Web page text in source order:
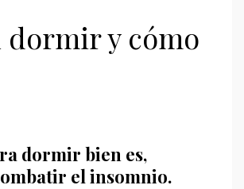
dormir y cómo
dormir bien es,
el insomnio.